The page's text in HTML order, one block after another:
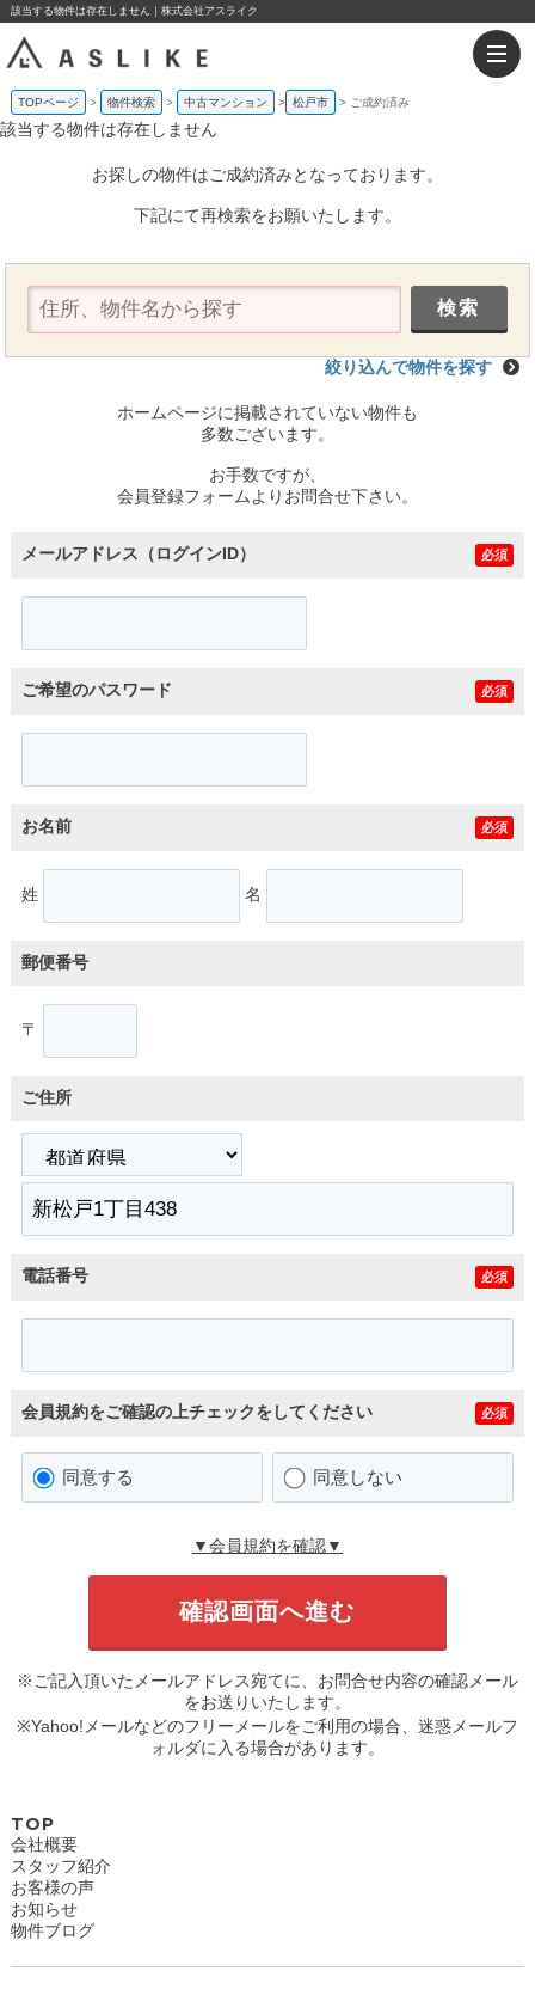
該当する物件は存在しません｜株式会社アスライク
TOPページ 物件検索 中古マンション 松戸市 ご成約済み
該当する物件は存在しません
お探しの物件はご成約済みとなっております。
下記にて再検索をお願いたします。
絞り込んで物件を探す
ホームページに掲載されていない物件も
多数ございます。
お手数ですが、
会員登録フォームよりお問合せ下さい。
メールアドレス（ログインID） 必須
ご希望のパスワード 必須
お名前 必須
姓 名
郵便番号
〒
ご住所
電話番号 必須
会員規約をご確認の上チェックをしてください 必須
同意する 同意しない
▼会員規約を確認▼
※ご記入頂いたメールアドレス宛てに、お問合せ内容の確認メール
をお送りいたします。
※Yahoo!メールなどのフリーメールをご利用の場合、迷惑メールフ
ォルダに入る場合があります。
TOP
会社概要
スタッフ紹介
お客様の声
お知らせ
物件ブログ